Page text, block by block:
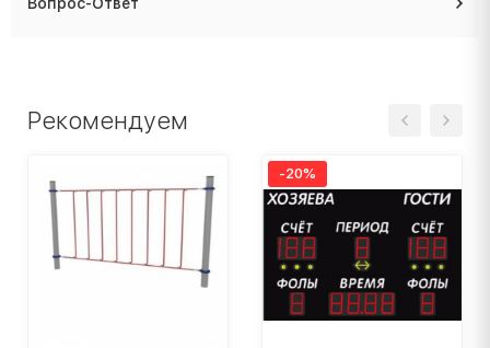
Рекомендуем
-20%